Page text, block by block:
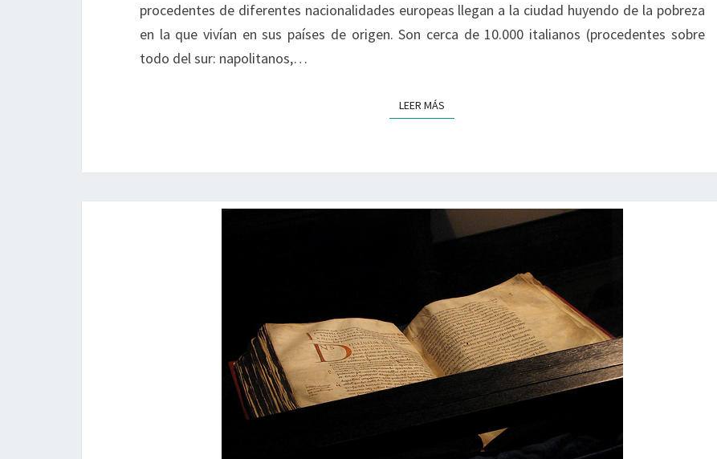
procedentes de diferentes nacionalidades europeas llegan a la ciudad huyendo de la pobreza
en la que vivían en sus países de origen. Son cerca de 10.000 italianos (procedentes sobre
todo del sur: napolitanos,…
LEER MÁS